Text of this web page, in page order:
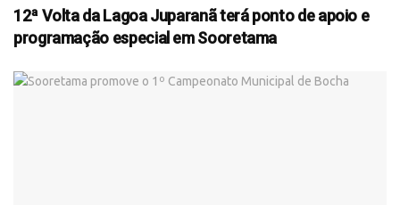
12ª Volta da Lagoa Juparanã terá ponto de apoio e
programação especial em Sooretama